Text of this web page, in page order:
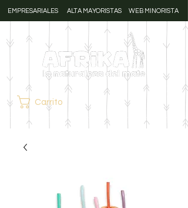
EMPRESARIALES ALTA MAYORISTAS WEB MINORISTA
Carrito